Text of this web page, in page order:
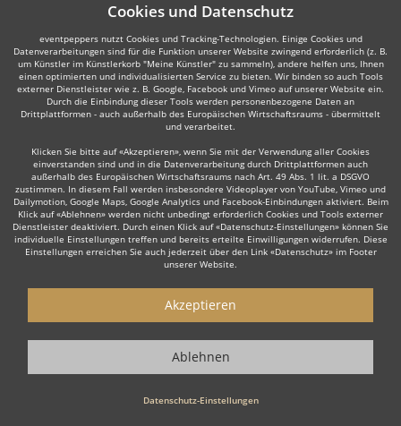
Latin DJane Hochzeits DJ Rock Tanz- & Showband
Wie funktioniert's?
1. Kostenlos anfragen
Starten Sie mit dem Button 'Kostenlos anfragen' eine Anfrage an die für
finden Sie auf den jeweiligen Künstler-Profil-Seiten der Discjockeys.
Sie erhalten Angebote Ihrer angefragten Party DJs. Nutzen Sie die
Funktionen der eventpeppers-Plattform oder telefonieren Sie direkt mit
Cookies und Datenschutz
eventpeppers nutzt Cookies und Tracking-Technologien. Einige Cookies und
Datenverarbeitungen sind für die Funktion unserer Website zwingend erforderlich (z. B.
um Künstler im Künstlerkorb "Meine Künstler" zu sammeln), andere helfen uns, Ihnen
einen optimierten und individualisierten Service zu bieten. Wir binden so auch Tools
externer Dienstleister wie z. B. Google, Facebook und Vimeo auf unserer Website ein.
Durch die Einbindung dieser Tools werden personenbezogene Daten an
Drittplattformen - auch außerhalb des Europäischen Wirtschaftsraums - übermittelt
und verarbeitet.
Klicken Sie bitte auf «Akzeptieren», wenn Sie mit der Verwendung aller Cookies
einverstanden sind und in die Datenverarbeitung durch Drittplattformen auch
außerhalb des Europäischen Wirtschaftsraums nach Art. 49 Abs. 1 lit. a DSGVO
zustimmen. In diesem Fall werden insbesondere Videoplayer von YouTube, Vimeo und
Dailymotion, Google Maps, Google Analytics und Facebook-Einbindungen aktiviert. Beim
Klick auf «Ablehnen» werden nicht unbedingt erforderlich Cookies und Tools externer
Dienstleister deaktiviert. Durch einen Klick auf «Datenschutz-Einstellungen» können Sie
individuelle Einstellungen treffen und bereits erteilte Einwilligungen widerrufen. Diese
Einstellungen erreichen Sie auch jederzeit über den Link «Datenschutz» im Footer
unserer Website.
Datenschutz-Einstellungen
Akzeptieren
Ablehnen